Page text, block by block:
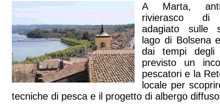
A Marta,
rivierasco di
adagiato sulle
lago di Bolsena
dai tempi degli
previsto un
pescatori e la
locale per
tecniche di pesca e il progetto di albergo